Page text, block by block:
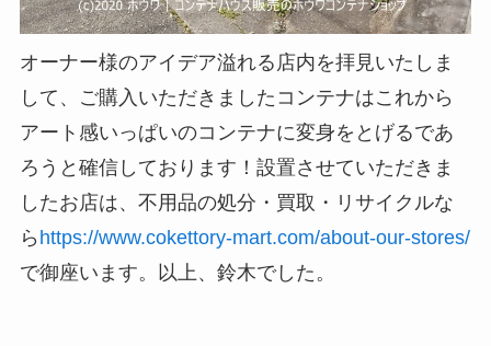
オーナー様のアイデア溢れる店内を拝見いたしま
して、ご購入いただきましたコンテナはこれから
アート感いっぱいのコンテナに変身をとげるであ
ろうと確信しております！設置させていただきま
したお店は、不用品の処分・買取・リサイクルな
ら https://www.cokettory-mart.com/about-our-stores/
で御座います。以上、鈴木でした。